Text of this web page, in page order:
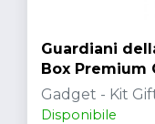
Guardiani
Box Premium
Gadget - Kit
Disponibile